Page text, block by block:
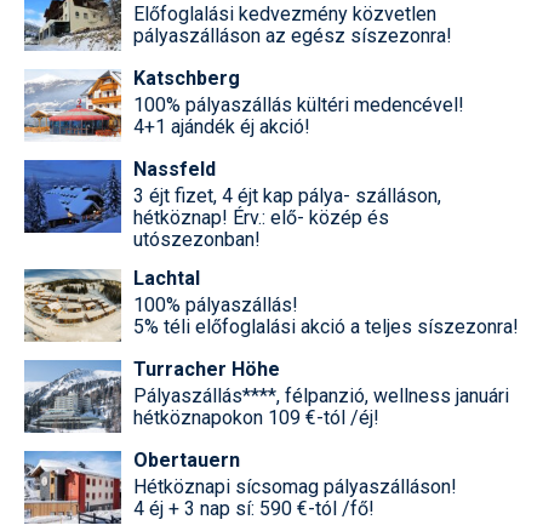
Előfoglalási kedvezmény közvetlen
pályaszálláson az egész síszezonra!
Katschberg
100% pályaszállás kültéri medencével!
4+1 ajándék éj akció!
Nassfeld
3 éjt fizet, 4 éjt kap pálya- szálláson,
hétköznap! Érv.: elő- közép és
utószezonban!
Lachtal
100% pályaszállás!
5% téli előfoglalási akció a teljes síszezonra!
Turracher Höhe
Pályaszállás****, félpanzió, wellness januári
hétköznapokon 109 €-tól /éj!
Obertauern
Hétköznapi sícsomag pályaszálláson!
4 éj + 3 nap sí: 590 €-tól /fő!